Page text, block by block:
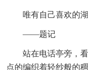
唯有自己喜欢的
——题记
站在电话亭旁，
点的编织着轻纱般的